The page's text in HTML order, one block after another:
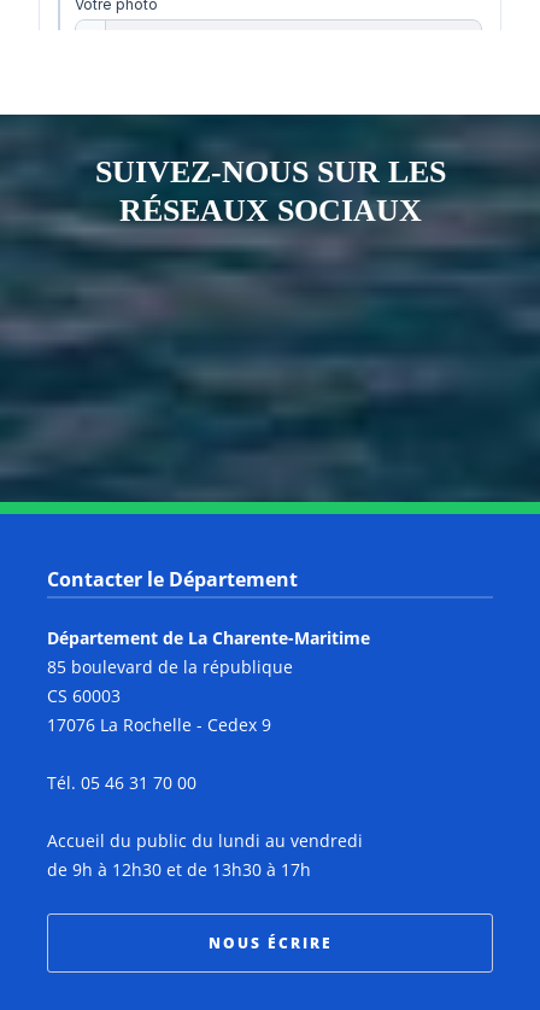
SUIVEZ-NOUS SUR LES
RÉSEAUX SOCIAUX
Contacter le Département
Département de La Charente-Maritime
85 boulevard de la république
CS 60003
17076 La Rochelle - Cedex 9
Tél. 05 46 31 70 00
Accueil du public du lundi au vendredi
de 9h à 12h30 et de 13h30 à 17h
NOUS ÉCRIRE